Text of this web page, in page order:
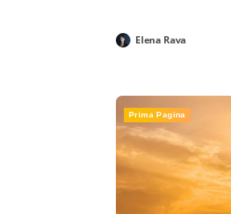
Elena Rava
Prima Pagina